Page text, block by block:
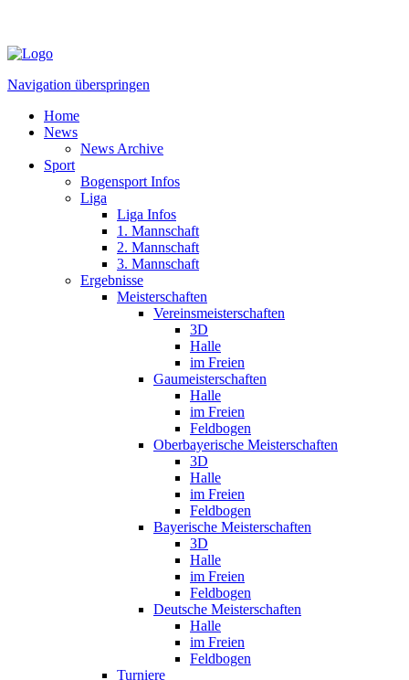
Navigation überspringen
Home
News
News Archive
Sport
Bogensport Infos
Liga
Liga Infos
1. Mannschaft
2. Mannschaft
3. Mannschaft
Ergebnisse
Meisterschaften
Vereinsmeisterschaften
3D
Halle
im Freien
Gaumeisterschaften
Halle
im Freien
Feldbogen
Oberbayerische Meisterschaften
3D
Halle
im Freien
Feldbogen
Bayerische Meisterschaften
3D
Halle
im Freien
Feldbogen
Deutsche Meisterschaften
Halle
im Freien
Feldbogen
Turniere